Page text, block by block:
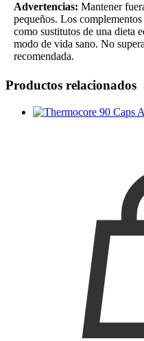
Advertencias: Mantener
pequeños. Los
como sustitutos de una dieta
modo de vida sano. No
recomendada.
Productos relacionados